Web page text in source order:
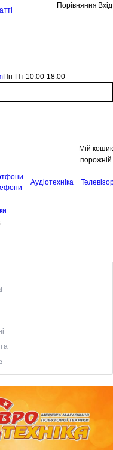
Порівняння Вхід
Пн-Пт 10:00-18:00
Мій кошик
порожній
Аудіотехніка